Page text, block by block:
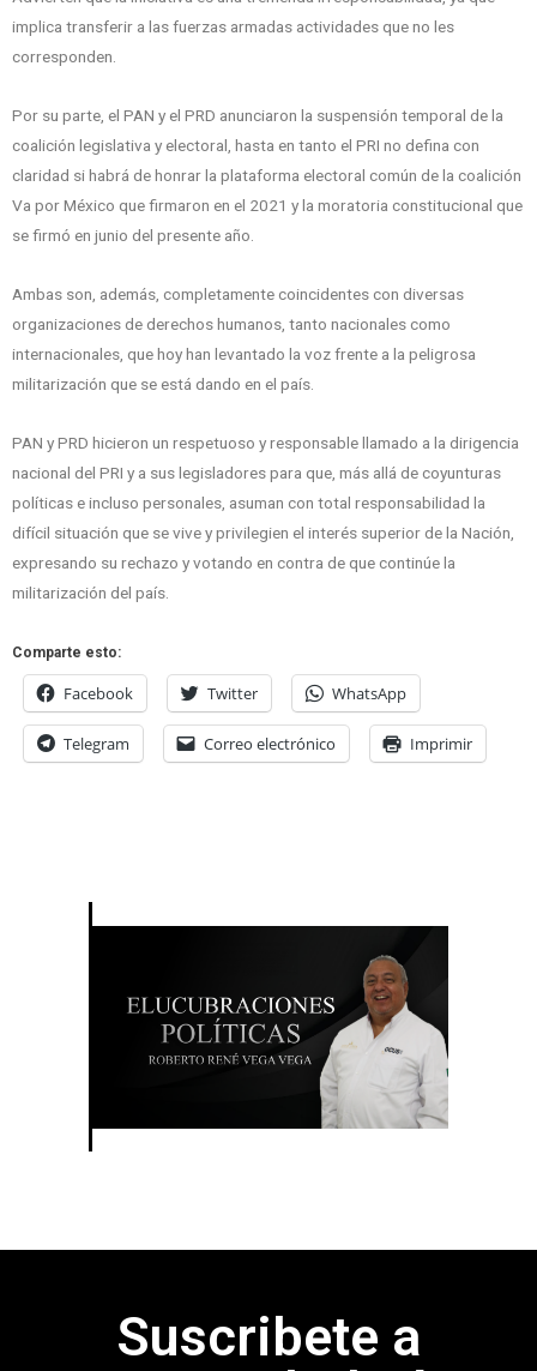
implica transferir a las fuerzas armadas actividades que no les
corresponden.
Por su parte, el PAN y el PRD anunciaron la suspensión temporal de la
coalición legislativa y electoral, hasta en tanto el PRI no defina con
claridad si habrá de honrar la plataforma electoral común de la coalición
Va por México que firmaron en el 2021 y la moratoria constitucional que
se firmó en junio del presente año.
Ambas son, además, completamente coincidentes con diversas
organizaciones de derechos humanos, tanto nacionales como
internacionales, que hoy han levantado la voz frente a la peligrosa
militarización que se está dando en el país.
PAN y PRD hicieron un respetuoso y responsable llamado a la dirigencia
nacional del PRI y a sus legisladores para que, más allá de coyunturas
políticas e incluso personales, asuman con total responsabilidad la
difícil situación que se vive y privilegien el interés superior de la Nación,
expresando su rechazo y votando en contra de que continúe la
militarización del país.
Comparte esto:
Facebook Twitter WhatsApp
Telegram Correo electrónico Imprimir
Suscribete a